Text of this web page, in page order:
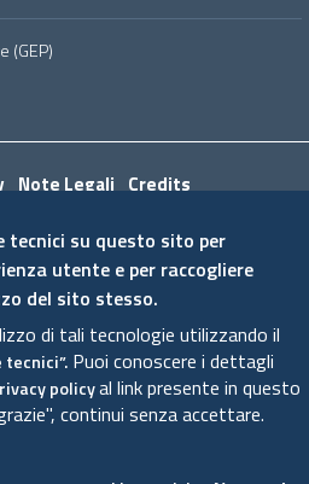
(GEP)
Note Legali Credits
tecnici su questo sito per
utente e per raccogliere
del sito stesso.
di tali tecnologie utilizzando il
Puoi conoscere i dettagli
policyal link presente in questo
continui senza accettare.